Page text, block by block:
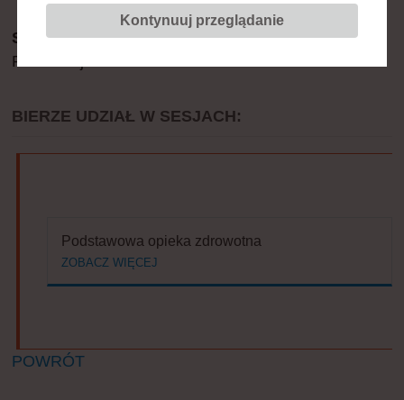
Stanowisko:Konsultant Krajowy w dz. Medycyny
Rodzinnej
BIERZE UDZIAŁ W SESJACH:
Podstawowa opieka zdrowotna
ZOBACZ WIĘCEJ
POWRÓT
Kontynuuj przeglądanie